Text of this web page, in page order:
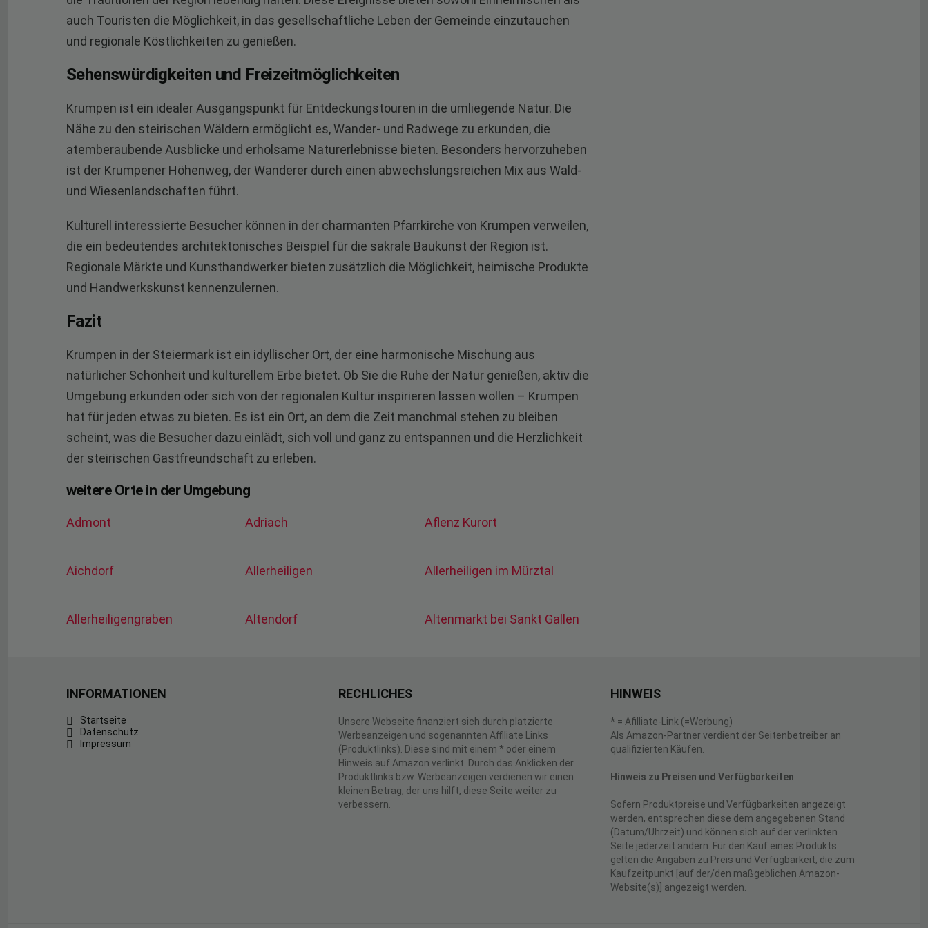
auch Touristen die Möglichkeit, in das gesellschaftliche Leben der Gemeinde einzutauchen
und regionale Köstlichkeiten zu genießen.
Sehenswürdigkeiten und Freizeitmöglichkeiten
Krumpen ist ein idealer Ausgangspunkt für Entdeckungstouren in die umliegende Natur. Die
Nähe zu den steirischen Wäldern ermöglicht es, Wander- und Radwege zu erkunden, die
atemberaubende Ausblicke und erholsame Naturerlebnisse bieten. Besonders hervorzuheben
ist der Krumpener Höhenweg, der Wanderer durch einen abwechslungsreichen Mix aus Wald-
und Wiesenlandschaften führt.
Kulturell interessierte Besucher können in der charmanten Pfarrkirche von Krumpen verweilen,
die ein bedeutendes architektonisches Beispiel für die sakrale Baukunst der Region ist.
Regionale Märkte und Kunsthandwerker bieten zusätzlich die Möglichkeit, heimische Produkte
und Handwerkskunst kennenzulernen.
Fazit
Krumpen in der Steiermark ist ein idyllischer Ort, der eine harmonische Mischung aus
natürlicher Schönheit und kulturellem Erbe bietet. Ob Sie die Ruhe der Natur genießen, aktiv die
Umgebung erkunden oder sich von der regionalen Kultur inspirieren lassen wollen – Krumpen
hat für jeden etwas zu bieten. Es ist ein Ort, an dem die Zeit manchmal stehen zu bleiben
scheint, was die Besucher dazu einlädt, sich voll und ganz zu entspannen und die Herzlichkeit
der steirischen Gastfreundschaft zu erleben.
weitere Orte in der Umgebung
Admont Adriach Aflenz Kurort
Aichdorf Allerheiligen Allerheiligen im Mürztal
Allerheiligengraben Altendorf Altenmarkt bei Sankt Gallen
INFORMATIONEN
Startseite
Datenschutz
Impressum
RECHLICHES
Unsere Webseite finanziert sich durch platzierte
Werbeanzeigen und sogenannten Affiliate Links
(Produktlinks). Diese sind mit einem * oder einem
Hinweis auf Amazon verlinkt. Durch das Anklicken der
Produktlinks bzw. Werbeanzeigen verdienen wir einen
kleinen Betrag, der uns hilft, diese Seite weiter zu
verbessern.
HINWEIS
* = Afilliate-Link (=Werbung)
Als Amazon-Partner verdient der Seitenbetreiber an
qualifizierten Käufen.
Hinweis zu Preisen und Verfügbarkeiten
Sofern Produktpreise und Verfügbarkeiten angezeigt
werden, entsprechen diese dem angegebenen Stand
(Datum/Uhrzeit) und können sich auf der verlinkten
Seite jederzeit ändern. Für den Kauf eines Produkts
gelten die Angaben zu Preis und Verfügbarkeit, die zum
Kaufzeitpunkt [auf der/den maßgeblichen Amazon-
Website(s)] angezeigt werden.